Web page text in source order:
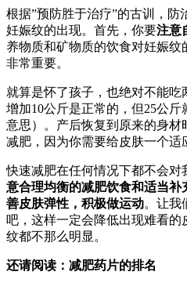
根据”预防胜于治疗”的古训，防
妊娠纹的出现。首先，你要注意
养物质和矿物质的饮食对妊娠
非常重要。
就算是怀了孩子，也绝对不能
增加10公斤是正常的，但25公
意思）。产后恢复到原来的身
减肥，因为你需要给皮肤一个适
快速减肥在任何情况下都不会对
意合理均衡的减肥饮食和适当
善皮肤弹性，积极做运动。让我
吧，这样一定会降低出现难看
纹都不那么明显。
还请阅读：减肥药片的排名